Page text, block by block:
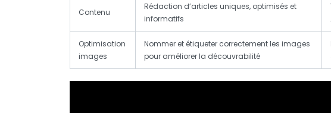
Contenu
Rédaction d’articles uniques, optimisés et
informatifs
Optimisation
images
Nommer et étiqueter correctement les images
pour améliorer la découvrabilité